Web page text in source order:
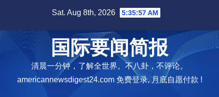
content
Sat. Aug 8th, 2026 5:35:58 AM
国际要闻简报
清晨一分钟，了解全世界。不八卦，不评论。
americannewsdigest24.com 免费登录, 月底自愿付款 !